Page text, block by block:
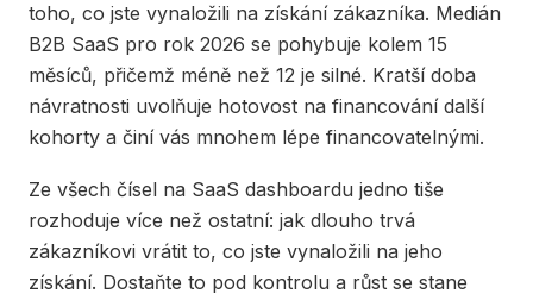
toho, co jste vynaložili na získání zákazníka. Medián
B2B SaaS pro rok 2026 se pohybuje kolem 15
měsíců, přičemž méně než 12 je silné. Kratší doba
návratnosti uvolňuje hotovost na financování další
kohorty a činí vás mnohem lépe financovatelnými.
Ze všech čísel na SaaS dashboardu jedno tiše
rozhoduje více než ostatní: jak dlouho trvá
zákazníkovi vrátit to, co jste vynaložili na jeho
získání. Dostaňte to pod kontrolu a růst se stane